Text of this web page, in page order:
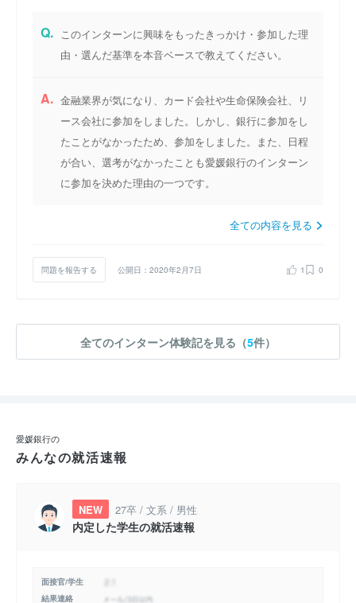
Q. このインターンに興味をもったきっかけ・参加した理
由・選んだ基準を本音ベースで教えてください。
A. 金融業界が気になり、カード会社や生命保険会社、リ
ース会社に参加をしました。しかし、銀行に参加をし
たことがなかったため、参加をしました。また、日程
が合い、選考がなかったことも愛媛銀行のインターン
に参加を決めた理由の一つです。
全ての内容を見る
問題を報告する 公開日：2020年2月7日 1 0
全てのインターン体験記を見る（5件）
愛媛銀行の
みんなの就活速報
NEW 27卒 / 文系 / 男性
内定した学生の就活速報
面接官/学生
結果連絡